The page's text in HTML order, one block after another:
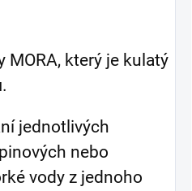
MORA, který je kulatý
.
jednotlivých
nebo
vody z jednoho